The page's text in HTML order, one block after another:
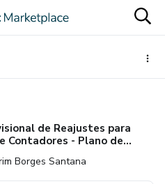
de Reajustes para
Contadores - Plano de
Borges Santana